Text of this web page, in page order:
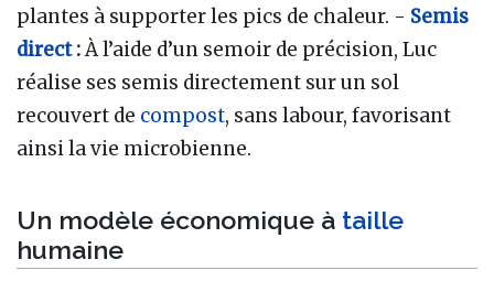
plantes à supporter les pics de chaleur. - Semis
direct:À l’aide d’un semoir de précision, Luc
réalise ses semis directement sur un sol
recouvert de compost, sans labour, favorisant
ainsi la vie microbienne.
Un modèle économique à taille
humaine